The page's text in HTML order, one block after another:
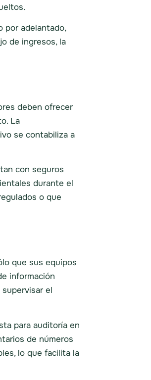
por adelantado,
de ingresos, la
deben ofrecer
La
se contabiliza a
con seguros
durante el
o que
que sus equipos
información
el
para auditoría en
de números
lo que facilita la